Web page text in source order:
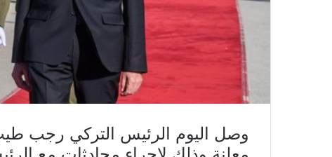
وصل اليوم الرئيس التركي رجب